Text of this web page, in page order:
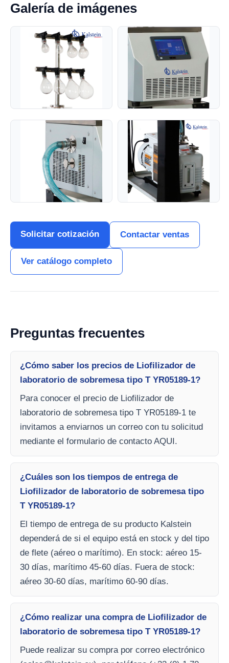
Galería de imágenes
Solicitar cotización Contactar ventas
Ver catálogo completo
Preguntas frecuentes
¿Cómo saber los precios de Liofilizador de
laboratorio de sobremesa tipo T YR05189-1?
Para conocer el precio de Liofilizador de
laboratorio de sobremesa tipo T YR05189-1 te
invitamos a enviarnos un correo con tu solicitud
mediante el formulario de contacto AQUI.
¿Cuáles son los tiempos de entrega de
Liofilizador de laboratorio de sobremesa tipo
T YR05189-1?
El tiempo de entrega de su producto Kalstein
dependerá de si el equipo está en stock y del tipo
de flete (aéreo o marítimo). En stock: aéreo 15-
30 días, marítimo 45-60 días. Fuera de stock:
aéreo 30-60 días, marítimo 60-90 días.
¿Cómo realizar una compra de Liofilizador de
laboratorio de sobremesa tipo T YR05189-1?
Puede realizar su compra por correo electrónico